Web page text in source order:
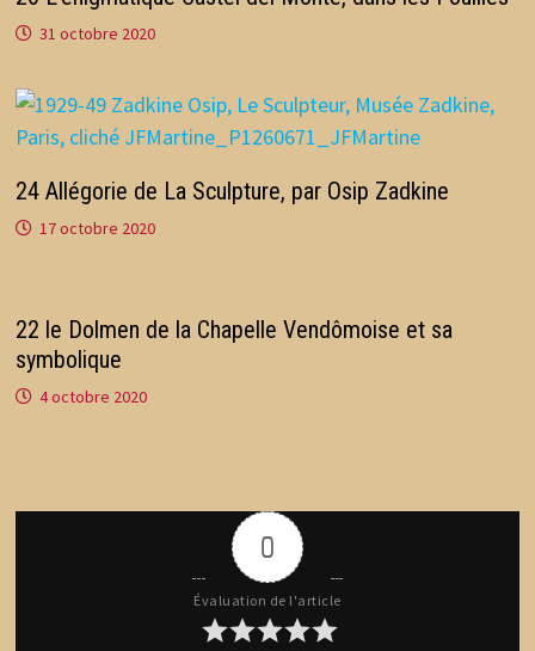
31 octobre 2020
24 Allégorie de La Sculpture, par Osip Zadkine
17 octobre 2020
22 le Dolmen de la Chapelle Vendômoise et sa
symbolique
4 octobre 2020
0
Évaluation de l'article